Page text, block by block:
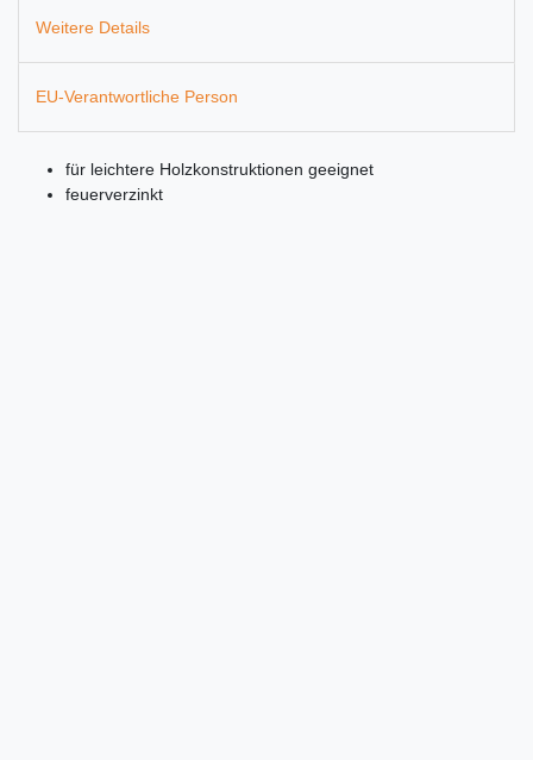
Weitere Details
EU-Verantwortliche Person
für leichtere Holzkonstruktionen geeignet
feuerverzinkt